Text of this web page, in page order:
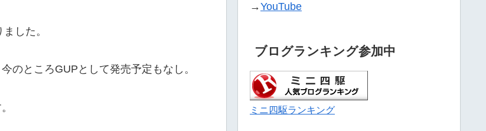
した。
のところGUPとして発売予定もなし。
→YouTube
ブログランキング参加中
ミニ四駆ランキング